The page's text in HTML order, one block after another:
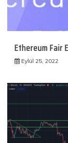
Ethereum Fair
Eylül 25, 2022